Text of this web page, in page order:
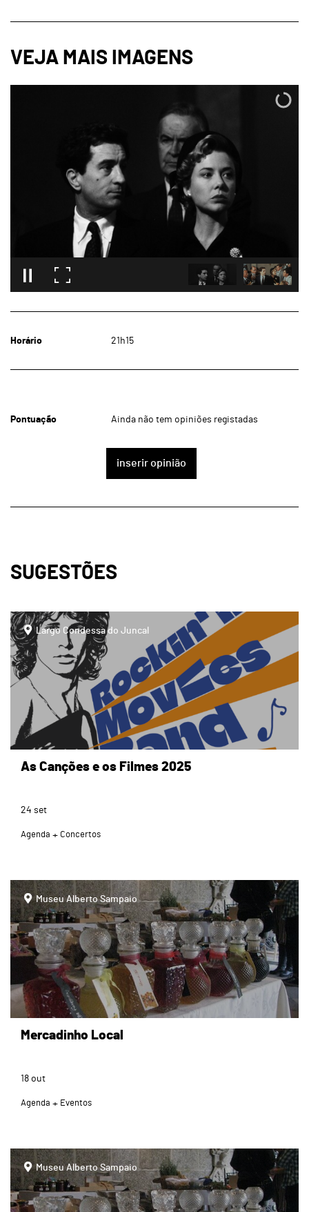
Horário 21h15
Pontuação Ainda não tem opiniões registadas
inserir opinião
SUGESTÕES
page
Largo Condessa do Juncal
As Canções e os Filmes 2025
24 set
Agenda Concertos
page
Museu Alberto Sampaio
Mercadinho Local
18 out
Agenda Eventos
page
Museu Alberto Sampaio